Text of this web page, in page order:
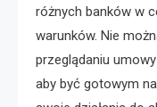
różnych banków w
warunków. Nie
przeglądaniu
aby być gotowym